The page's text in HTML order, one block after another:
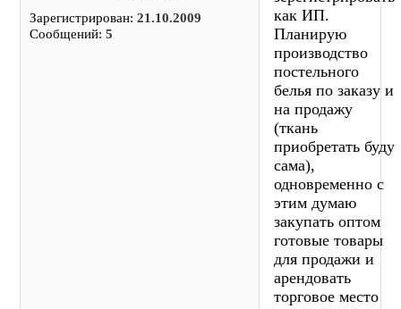
Зарегистрирован:21.10.2009
Сообщений:5
как ИП.
Планирую
производство
постельного
белья по заказу и
на продажу
(ткань
приобретать буду
сама),
одновременно с
этим думаю
закупать оптом
готовые товары
для продажи и
арендовать
торговое место